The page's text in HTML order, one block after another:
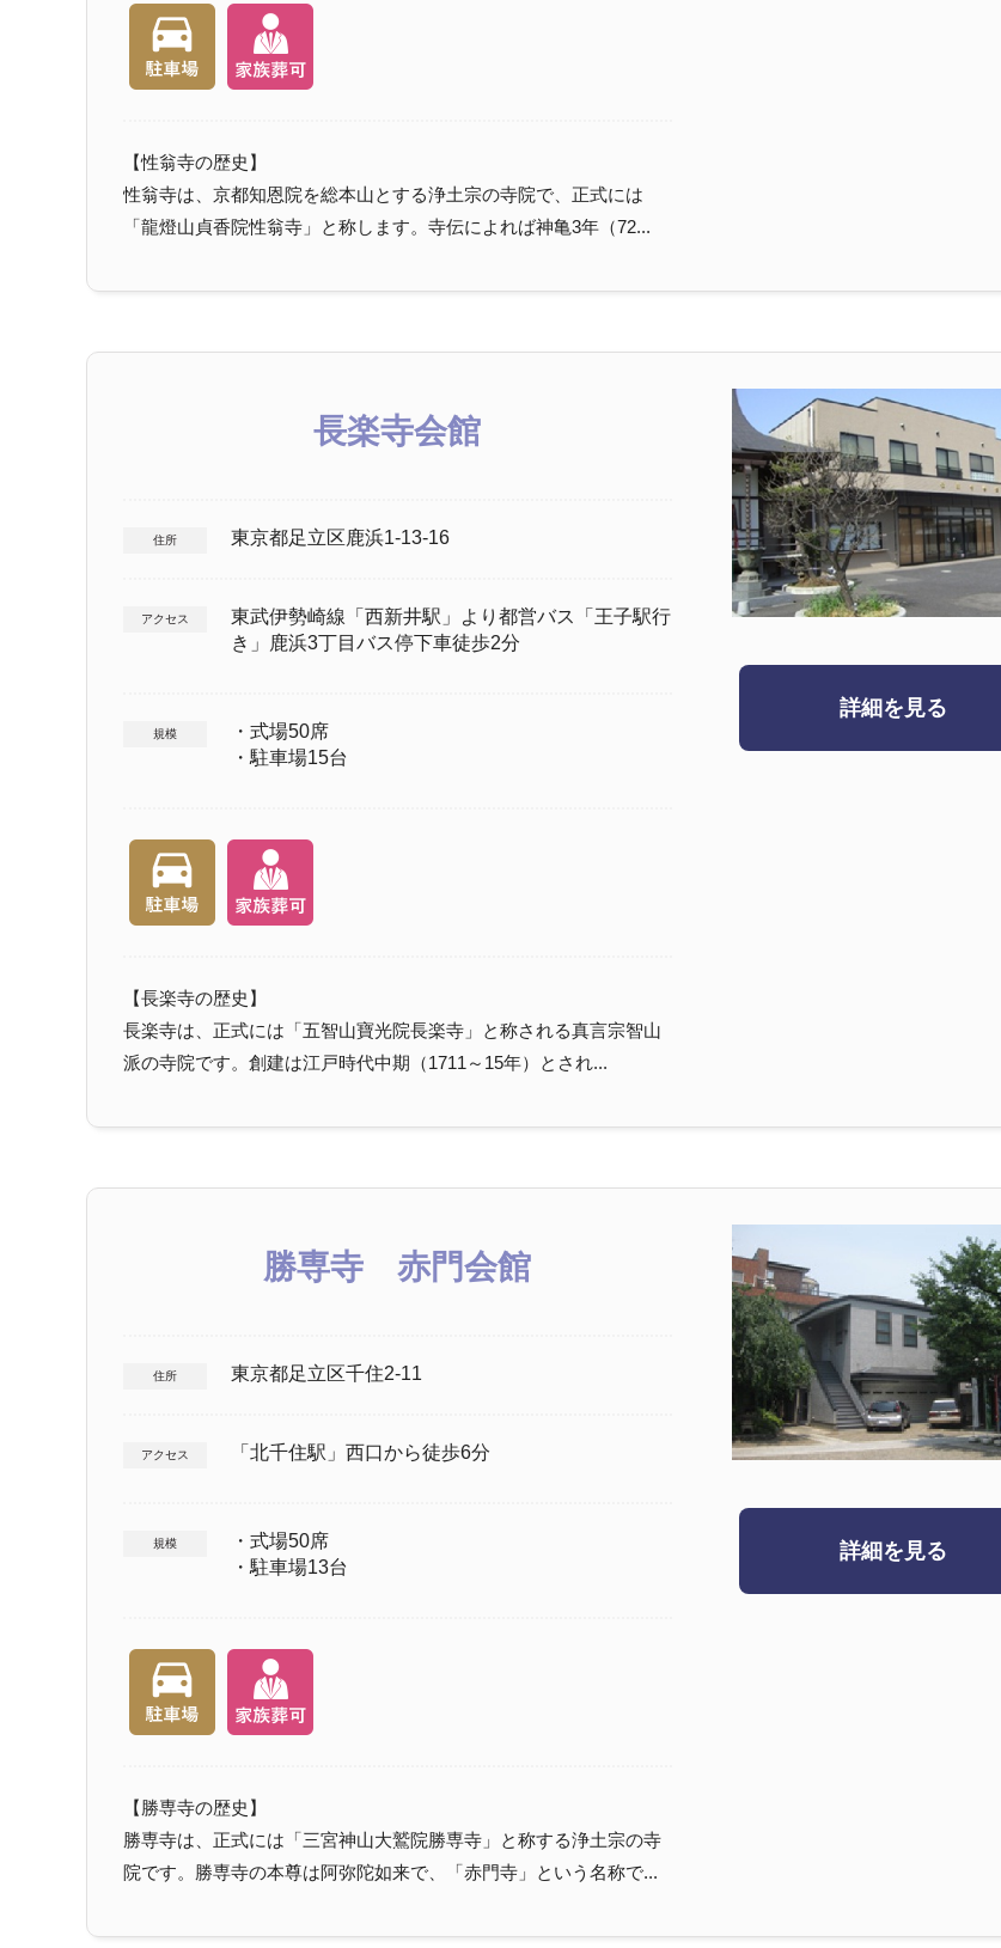
【性翁寺の歴史】
性翁寺は、京都知恩院を総本山とする浄土宗の寺院で、正式には
「龍燈山貞香院性翁寺」と称します。寺伝によれば神亀3年（72...
長楽寺会館
詳細を見る
住所 東京都足立区鹿浜1-13-16
アクセス
東武伊勢崎線「西新井駅」より都営バス「王子駅行
き」鹿浜3丁目バス停下車徒歩2分
規模
・式場50席
・駐車場15台
【長楽寺の歴史】
長楽寺は、正式には「五智山寶光院長楽寺」と称される真言宗智山
派の寺院です。創建は江戸時代中期（1711～15年）とされ...
勝専寺 赤門会館
詳細を見る
住所 東京都足立区千住2-11
アクセス 「北千住駅」西口から徒歩6分
規模
・式場50席
・駐車場13台
【勝専寺の歴史】
勝専寺は、正式には「三宮神山大鷲院勝専寺」と称する浄土宗の寺
院です。勝専寺の本尊は阿弥陀如来で、「赤門寺」という名称で...